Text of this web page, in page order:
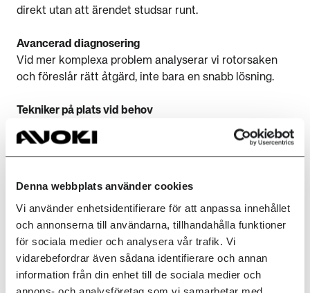
Denna webbplats använder cookies
Vi använder enhetsidentifierare för att anpassa innehållet
och annonserna till användarna, tillhandahålla funktioner
för sociala medier och analysera vår trafik. Vi
vidarebefordrar även sådana identifierare och annan
information från din enhet till de sociala medier och
annons- och analysföretag som vi samarbetar med.
direkt utan att ärendet studsar runt.
Avancerad diagnosering
Vid mer komplexa problem analyserar vi rotorsaken
och föreslår rätt åtgärd, inte bara en snabb lösning.
Tekniker på plats vid behov
När hårdvaran kräver fysisk åtgärd skickar vi tekniker.
Kostnadsfria ersättningsprodukter
direkt – utan att belasta investeringsbudgeten.
Maximera
livslängden på era